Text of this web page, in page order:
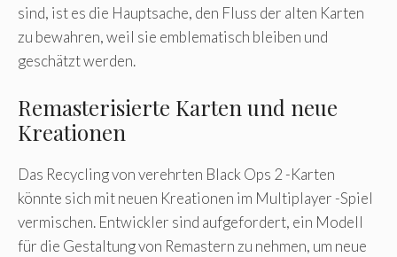
sind, ist es die Hauptsache, den Fluss der alten Karten
zu bewahren, weil sie emblematisch bleiben und
geschätzt werden.
Remasterisierte Karten und neue
Kreationen
Das Recycling von verehrten Black Ops 2 -Karten
könnte sich mit neuen Kreationen im Multiplayer -Spiel
vermischen. Entwickler sind aufgefordert, ein Modell
für die Gestaltung von Remastern zu nehmen, um neue